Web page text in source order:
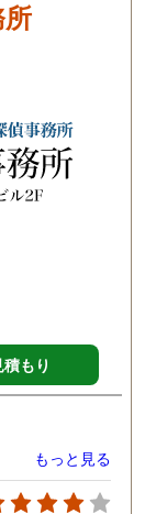
わる対応に探偵の
取れたので、ここ
た相談に乗ってい
がらになってしま
すが、問題解決す
す！
もり
もっと見る